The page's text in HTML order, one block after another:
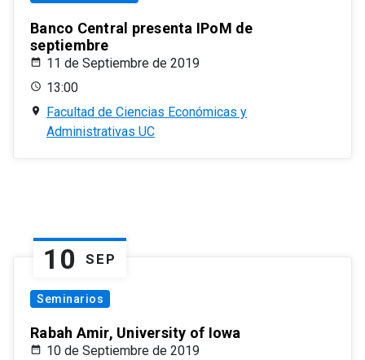
Banco Central presenta IPoM de
septiembre
11 de Septiembre de 2019
13:00
Facultad de Ciencias Económicas y
Administrativas UC
10 SEP
Seminarios
Rabah Amir, University of Iowa
10 de Septiembre de 2019